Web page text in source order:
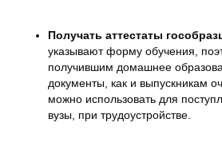
Получать аттестаты
указывают форму обучения,
получившим домашнее
документы, как и выпускникам
можно использовать для
вузы, при трудоустройстве.